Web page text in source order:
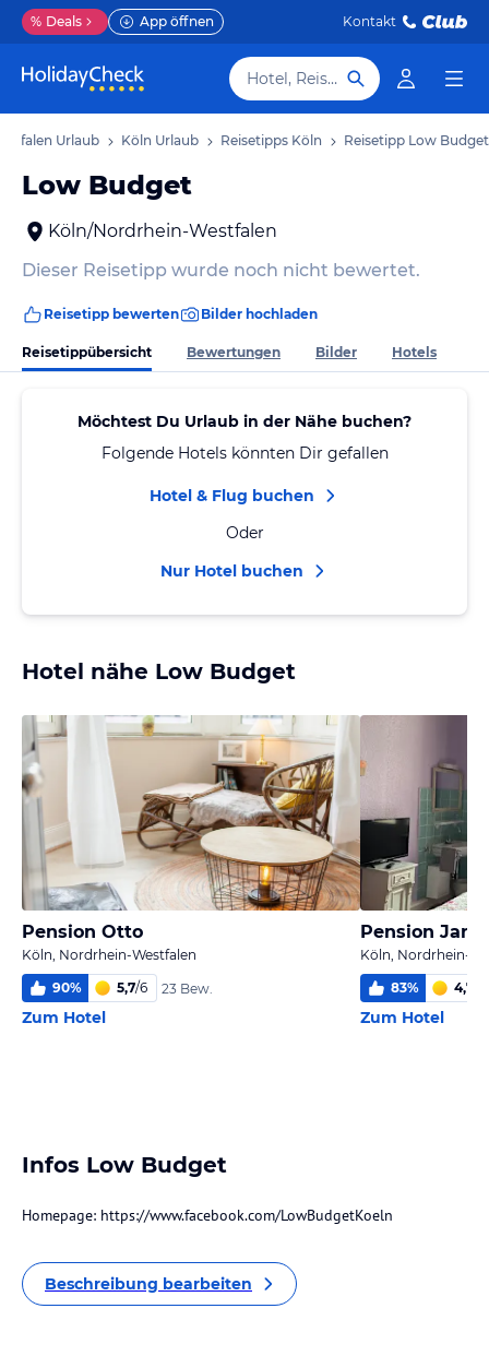
% Deals App öffnen Kontakt
Hotel, Reiseziel
Urlaub Köln Urlaub Reisetipps Köln Reisetipp Low Budget
Low Budget
Köln/Nordrhein-Westfalen
Dieser Reisetipp wurde noch nicht bewertet.
Reisetipp bewerten Bilder hochladen
Reisetippübersicht Bewertungen Bilder Hotels
Möchtest Du Urlaub in der Nähe buchen?
Folgende Hotels könnten Dir gefallen
Hotel & Flug buchen
Oder
Nur Hotel buchen
Hotel nähe Low Budget
Pension Otto
Köln, Nordrhein-Westfalen
90% 5,7/6 23 Bew.
Zum Hotel
Pension
Köln, Nordrhein-
83% 4,7
Zum Hotel
Infos Low Budget
Homepage: https://www.facebook.com/LowBudgetKoeln
Beschreibung bearbeiten